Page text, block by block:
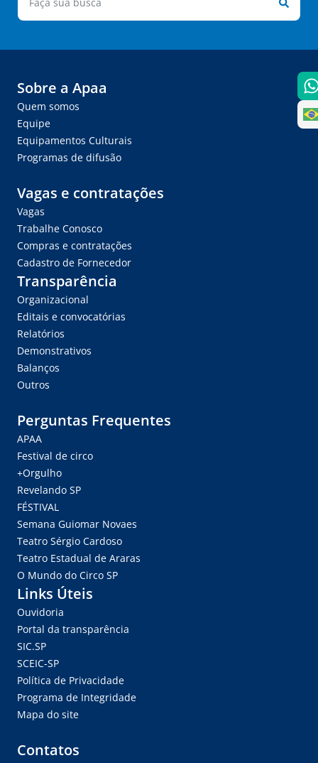
Sobre a Apaa
Quem somos
Equipe
Equipamentos Culturais
Programas de difusão
Vagas e contratações
Vagas
Trabalhe Conosco
Compras e contratações
Cadastro de Fornecedor
Transparência
Organizacional
Editais e convocatórias
Relatórios
Demonstrativos
Balanços
Outros
Perguntas Frequentes
APAA
Festival de circo
+Orgulho
Revelando SP
FÉSTIVAL
Semana Guiomar Novaes
Teatro Sérgio Cardoso
Teatro Estadual de Araras
O Mundo do Circo SP
Links Úteis
Ouvidoria
Portal da transparência
SIC.SP
SCEIC-SP
Política de Privacidade
Programa de Integridade
Mapa do site
Contatos